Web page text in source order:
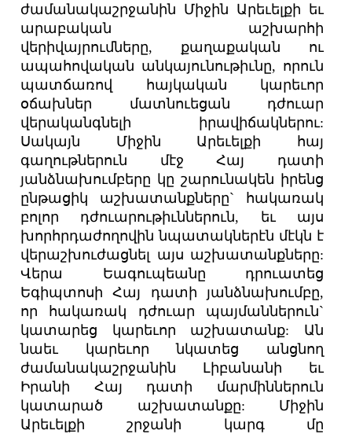
ժամանակաշրջանին Միջին Արեւելքի եւ
արաբական աշխարհի
վերիվայրումները, քաղաքական ու
ապահովական անկայունութիւնը, որուն
պատճառով հայկական կարեւոր
օճախներ մատնուեցան դժուար
վերականգնելի իրավիճակներու:
Սակայն Միջին Արեւելքի հայ
գաղութներուն մէջ Հայ դատի
յանձնախումբերը կը շարունակեն իրենց
ընթացիկ աշխատանքները` հակառակ
բոլոր դժուարութիւններուն, եւ այս
խորհրդաժողովին նպատակներէն մէկն է
վերաշխուժացնել այս աշխատանքները:
Վերա Եագուպեանը դրուատեց
Եգիպտոսի Հայ դատի յանձնախումբը,
որ հակառակ դժուար պայմաններուն`
կատարեց կարեւոր աշխատանք: Ան
նաեւ կարեւոր նկատեց անցնող
ժամանակաշրջանին Լիբանանի եւ
Իրանի Հայ դատի մարմիններուն
կատարած աշխատանքը: Միջին
Արեւելքի շրջանի կարգ մը